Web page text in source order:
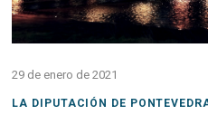
29 de enero de 2021
LA DIPUTACIÓN DE